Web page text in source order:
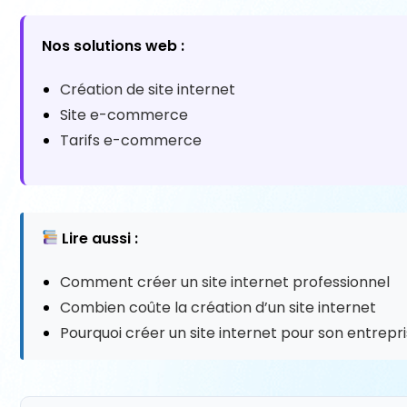
Nos solutions web :
Création de site internet
Site e-commerce
Tarifs e-commerce
Lire aussi :
Comment créer un site internet professionnel
Combien coûte la création d’un site internet
Pourquoi créer un site internet pour son